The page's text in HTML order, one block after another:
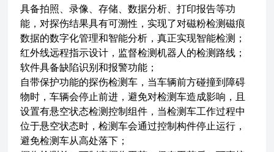
具备拍照、录像、存储、数据分析、打印报告等功
能，对探伤结果具有可溯性，实现了对磁粉检测磁痕
数据的数字化管理和智能分析，真正实现智能检测；
红外线远程指示设计，监督检测机器人的检测路线；
软件具备缺陷识别和报警功能；
自带保护功能的探伤检测车，当车辆前方碰撞到障碍
物时，车辆会停止前进，避免对检测车造成影响，且
设置有悬空状态检测控制组件，当检测车工作过程中
位于悬空状态时，检测车会通过控制构件停止运行，
避免检测车从高处落下；